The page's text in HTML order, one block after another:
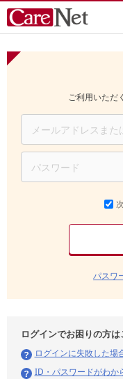
ご利用いただ
パスワ
ログインでお困りの方は
ログインに失敗した場
ID・パスワードがわか